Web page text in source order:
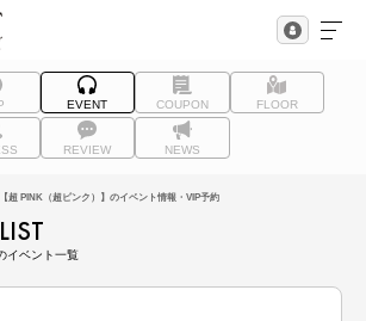
EVENT COUPON FLOOR
REVIEW NEWS
超 PINK（超ピンク）】のイベント情報・VIP予約
イベント一覧